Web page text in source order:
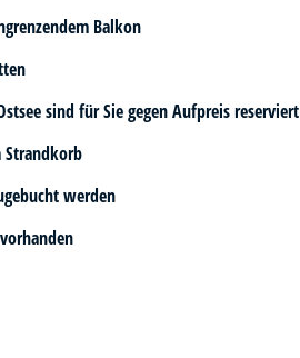
Balkon
sind für Sie gegen Aufpreis reserviert
Strandkorb
werden